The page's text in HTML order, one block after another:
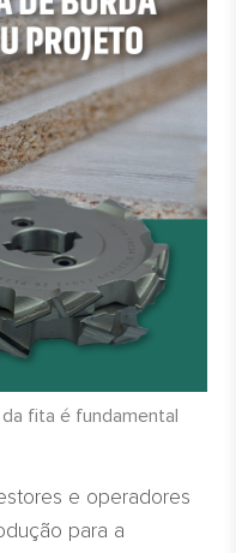
fita é fundamental
e operadores
para a